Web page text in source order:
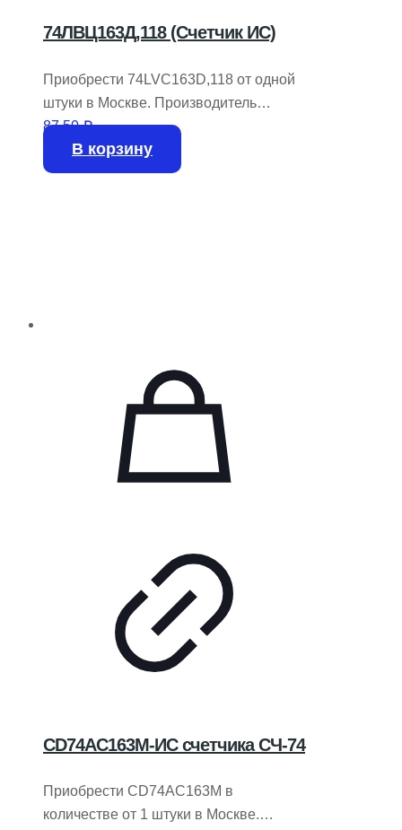
74ЛВЦ163Д,118 (Счетчик ИС)
Приобрести 74LVC163D,118 от одной
штуки в Москве. Производитель
NEXPERIA.
На складе имеется 78 штук.
87,50₽
В корзину
CD74AC163M-ИС счетчика СЧ-74
Приобрести CD74AC163M в
количестве от 1 штуки в Москве.